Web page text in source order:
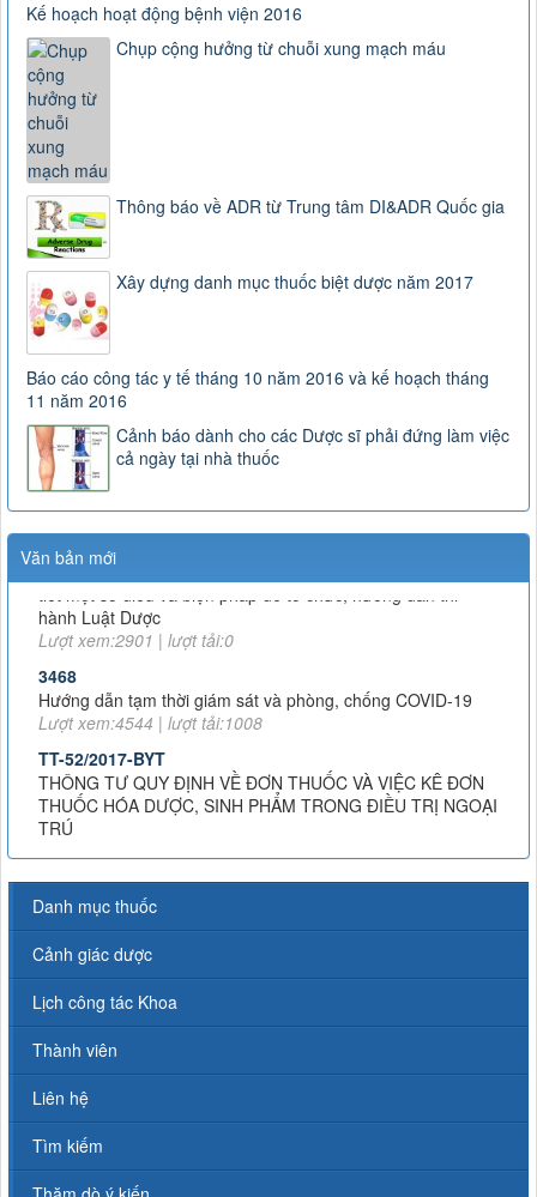
Kế hoạch hoạt động bệnh viện 2016
Chụp cộng hưởng từ chuỗi xung mạch máu
Thông báo về ADR từ Trung tâm DI&ADR Quốc gia
Xây dựng danh mục thuốc biệt dược năm 2017
Báo cáo công tác y tế tháng 10 năm 2016 và kế hoạch tháng
11 năm 2016
Cảnh báo dành cho các Dược sĩ phải đứng làm việc
cả ngày tại nhà thuốc
Văn bản mới
163/2025/NĐ-CP
Nghị định số 163/2025/NĐ-CP của Chính phủ: Quy định chi
tiết một số điều và biện pháp để tổ chức, hướng dẫn thi
hành Luật Dược
Lượt xem:2901 | lượt tải:0
3468
Lượt xem:4544 | lượt tải:1008
TT-52/2017-BYT
THUỐC HÓA DƯỢC, SINH PHẨM TRONG ĐIỀU TRỊ NGOẠI
TRÚ
Lượt xem:8017 | lượt tải:1379
PHẢN VỆ
Lượt xem:11731 | lượt tải:2324
43-2007-QĐ-BYT
QUYẾT ĐỊNH 43-2007-QĐ-BYT VỀ XỬ LÍ RÁC THẢI Y TẾ
Lượt xem:4735 | lượt tải:1232
TT 20/2017/TT-BYT
NGHỊ ĐỊNH SỐ 20/2017/TT-BYT VỀ THUỐC VÀ NGUYÊN
Lượt xem:11209 | lượt tải:2044
TT-26/2019-BYT
THÔNG TƯ 26-BYTQUY ĐỊNH VỀ DANH MỤC THUỐC
HIẾM
Danh mục thuốc
Cảnh giác dược
Lịch công tác Khoa
Thành viên
Liên hệ
Tìm kiếm